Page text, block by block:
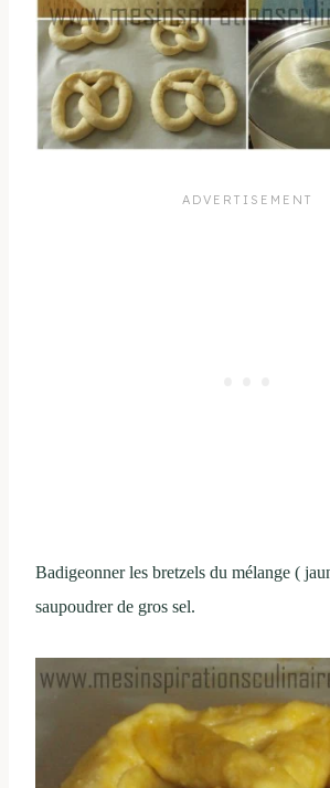
Badigeonner les bretzels du mélange (
saupoudrer de gros sel.